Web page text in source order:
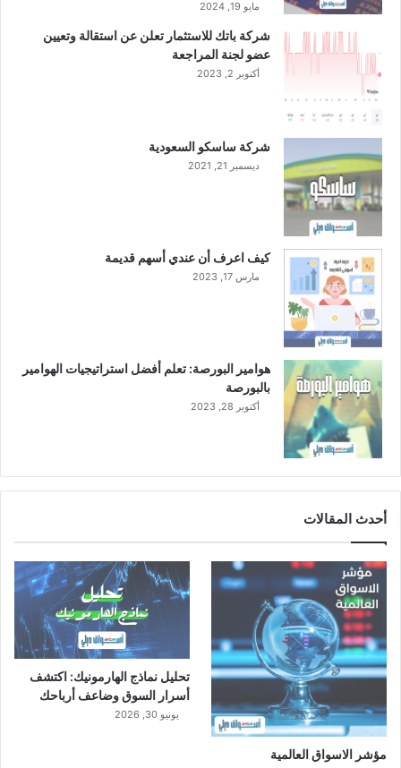
مايو 19, 2024
شركة باتك للاستثمار تعلن عن استقالة وتعيين
عضو لجنة المراجعة
أكتوبر 2, 2023
شركة ساسكو السعودية
ديسمبر 21, 2021
كيف اعرف أن عندي أسهم قديمة
مارس 17, 2023
هوامير البورصة: تعلم أفضل استراتيجيات الهوامير
بالبورصة
أكتوبر 28, 2023
أحدث المقالات
مؤشر الاسواق العالمية
تحليل نماذج الهارمونيك: اكتشف
أسرار السوق وضاعف أرباحك
يونيو 30, 2026